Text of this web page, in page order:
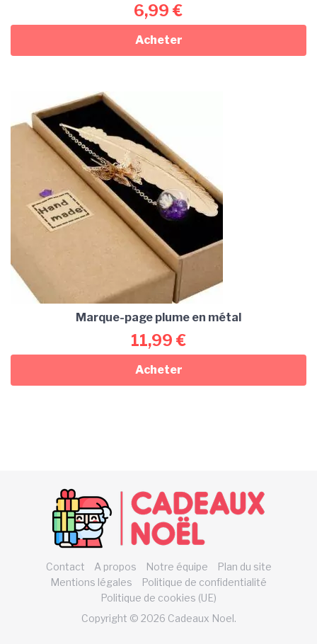
6,99 €
Acheter
Marque-page plume en métal
11,99 €
Acheter
Contact A propos Notre équipe
Plan du site
Mentions légales
Politique de confidentialité
Politique de cookies (UE)
Copyright © 2026 Cadeaux Noel.